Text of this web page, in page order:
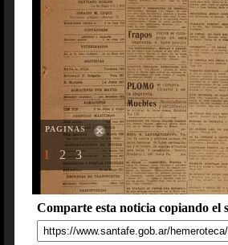
PAGINAS
1 2 3
Comparte esta noticia copiando el